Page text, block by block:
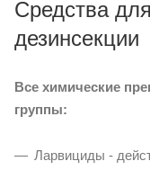
Средства
дезинсекции
Все химические
группы:
Ларвициды -